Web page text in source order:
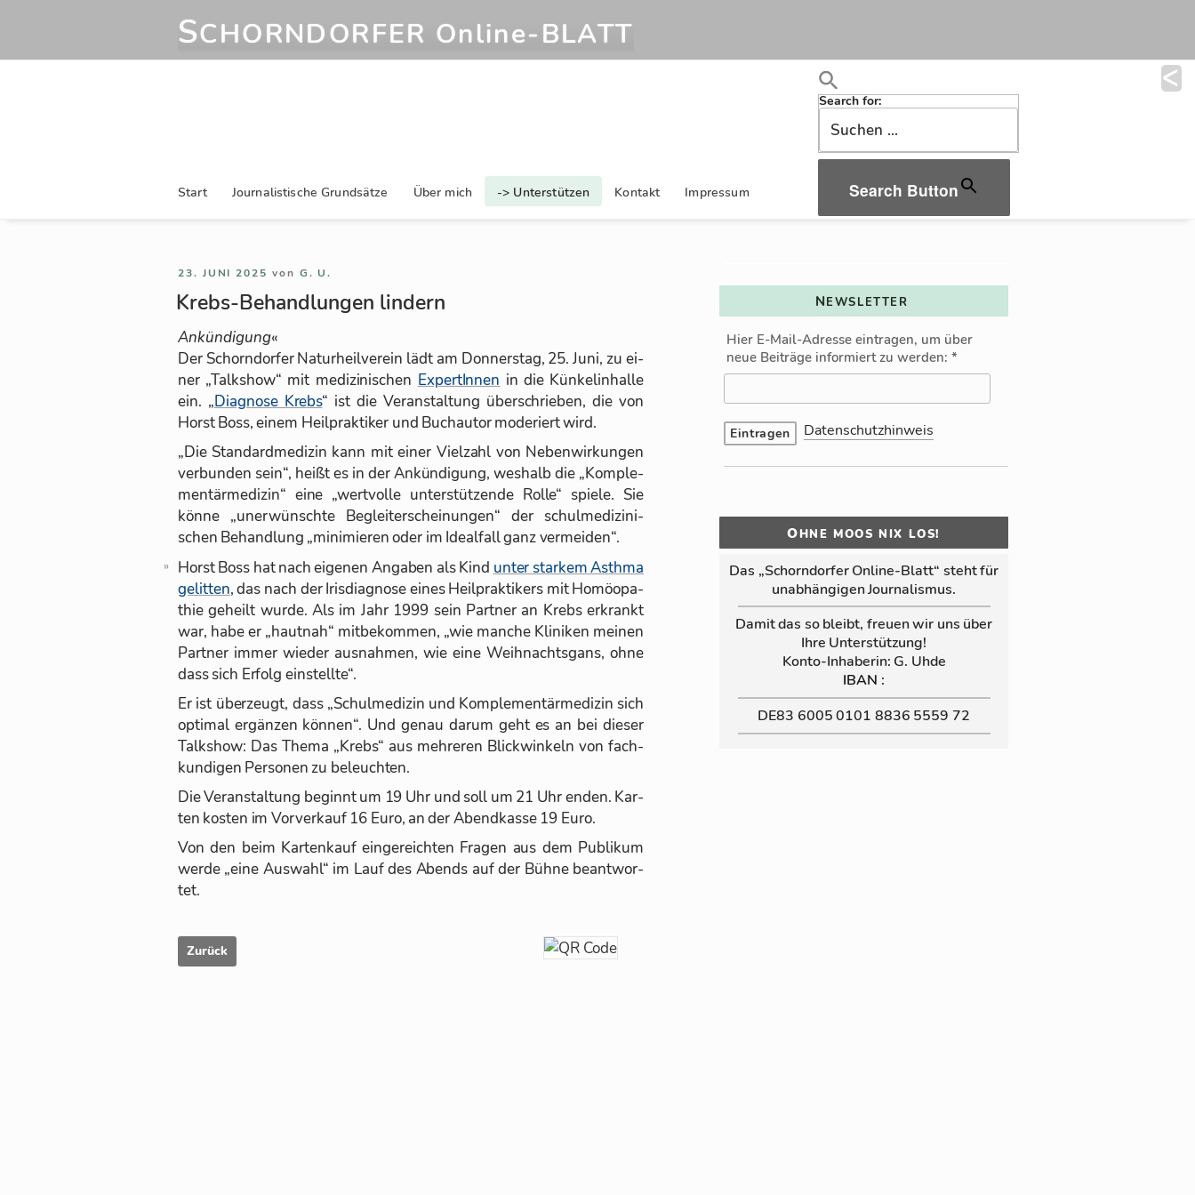
SCHORNDORFER Online‑BLATT
Start Journalistische Grundsätze Über mich -> Unterstützen Kontakt Impressum
Search for:
Search Button
VERÖFFENTLICHT
23. JUNI 2025 von G. U.
Krebs-Behandlungen lindern
An­kün­di­gung«
Der Schorn­dor­fer Na­tur­heil­ver­ein lädt am Don­ners­tag, 25. Juni, zu ei­
ner „Talk­show“ mit me­di­zi­ni­schen Ex­per­tIn­nen in die Kün­kel­in­halle
ein. „Dia­gnose Krebs“ ist die Ver­an­stal­tung über­schrie­ben, die von
Horst Boss, ei­nem Heil­prak­ti­ker und Buch­au­tor mo­de­riert wird.
„Die Stan­dard­me­di­zin kann mit ei­ner Viel­zahl von Ne­ben­wir­kun­gen
ver­bun­den sein“, heißt es in der An­kün­di­gung, wes­halb die „Kom­ple­
men­tär­me­di­zin“ eine „wert­volle un­ter­stüt­zende Rolle“ spiele. Sie
könne „un­er­wünschte Be­gleit­erschei­nun­gen“ der schul­me­di­zi­ni­
schen Be­hand­lung „mi­ni­mie­ren oder im Ide­al­fall ganz ver­mei­den“.
Horst Boss hat nach ei­ge­nen An­ga­ben als Kind un­ter star­kem Asthma
ge­lit­ten, das nach der Iris­dia­gnose ei­nes Heil­prak­ti­kers mit Ho­möo­pa­
thie ge­heilt wurde. Als im Jahr 1999 sein Part­ner an Krebs er­krankt
war, habe er „haut­nah“ mit­be­kom­men, „wie man­che Kli­ni­ken mei­nen
Part­ner im­mer wie­der aus­nah­men, wie eine Weih­nachts­gans, ohne
dass sich Er­folg ein­stellte“.
Er ist über­zeugt, dass „Schul­me­di­zin und Kom­ple­men­tär­me­di­zin sich
op­ti­mal er­gän­zen kön­nen“. Und ge­nau darum geht es an bei die­ser
Talk­show: Das Thema „Krebs“ aus meh­re­ren Blick­win­keln von fach­
kun­di­gen Per­so­nen zu be­leuch­ten.
Die Ver­an­stal­tung be­ginnt um 19 Uhr und soll um 21 Uhr en­den. Kar­
ten kos­ten im Vor­ver­kauf 16 Euro, an der Abend­kasse 19 Euro.
Von den beim Kar­ten­kauf ein­ge­reich­ten Fra­gen aus dem Pu­bli­kum
werde „eine Aus­wahl“ im Lauf des Abends auf der Bühne be­ant­wor­
tet.
NEWSLETTER
Hier E-Mail-Adresse eintragen, um über
neue Beiträge informiert zu werden:*
Datenschutzhinweis
OHNE MOOS NIX LOS!
Das „Schorn­dor­fer Online‑Blatt“ steht für
un­ab­hän­gi­gen Jour­na­lis­mus.
Da­mit das so bleibt, freuen wir uns über
Ihre Un­ter­stüt­zung!
Konto-In­ha­be­rin: G. Uhde
IBAN :
DE83 6005 0101 8836 5559 72